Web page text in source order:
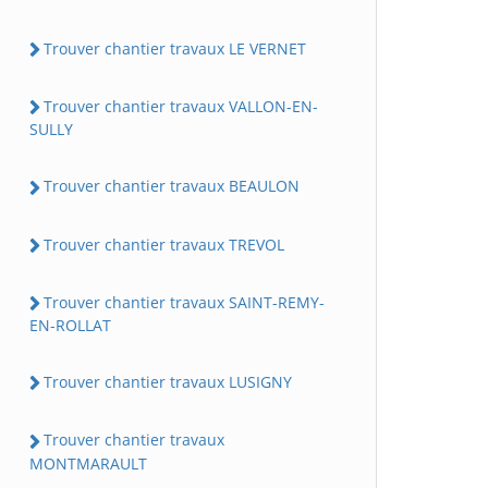
Trouver chantier travaux LE VERNET
Trouver chantier travaux VALLON-EN-
SULLY
Trouver chantier travaux BEAULON
Trouver chantier travaux TREVOL
Trouver chantier travaux SAINT-REMY-
EN-ROLLAT
Trouver chantier travaux LUSIGNY
Trouver chantier travaux
MONTMARAULT